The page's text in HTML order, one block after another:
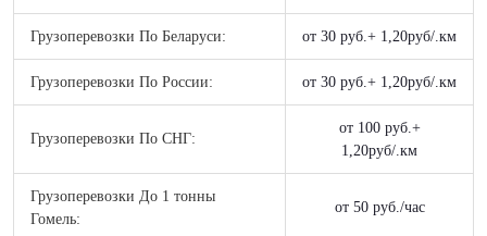
Грузоперевозки По Беларуси: от 30 руб.+ 1,20руб/.км
Грузоперевозки По России: от 30 руб.+ 1,20руб/.км
Грузоперевозки По СНГ:
от 100 руб.+
1,20руб/.км
Грузоперевозки До 1 тонны
Гомель:
от 50 руб./час